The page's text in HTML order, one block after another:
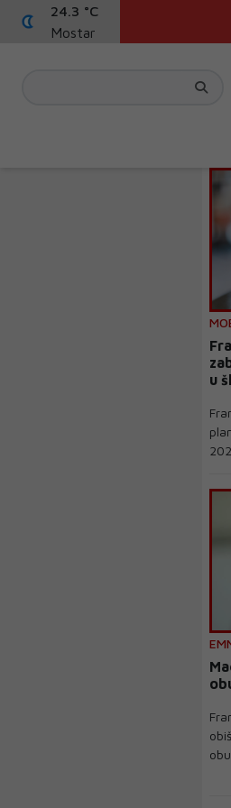
24.3 °C
Mostar
u